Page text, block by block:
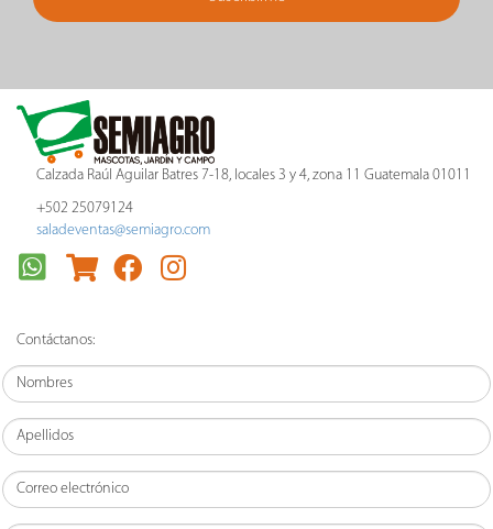
Calzada Raúl Aguilar Batres 7-18, locales 3 y 4, zona 11 Guatemala 01011
+502 25079124
saladeventas@semiagro.com
Contáctanos: